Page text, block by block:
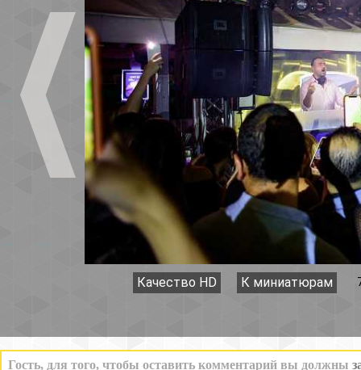
Качество HD К миниатюрам